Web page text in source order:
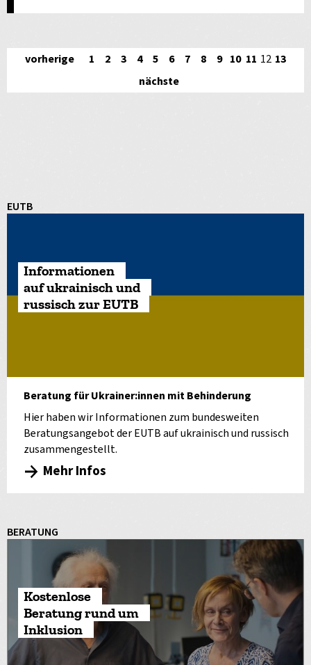
vorherige 1 2 3 4 5 6 7 8 9 10 11 12 13
nächste
EUTB
Informationen
auf ukrainisch und
russisch zur EUTB
Beratung für Ukrainer:innen mit Behinderung
Hier haben wir Informationen zum bundesweiten
Beratungsangebot der EUTB auf ukrainisch und russisch
zusammengestellt.
Mehr Infos
BERATUNG
Kostenlose
Beratung rund um
Inklusion